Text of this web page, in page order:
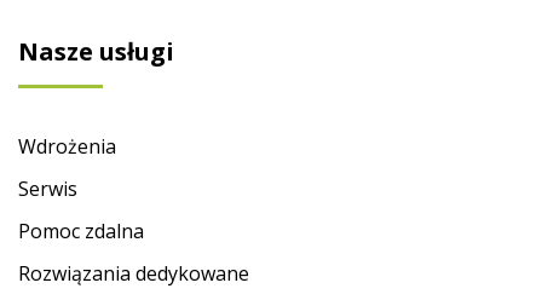
Nasze usługi
Wdrożenia
Serwis
Pomoc zdalna
Rozwiązania dedykowane